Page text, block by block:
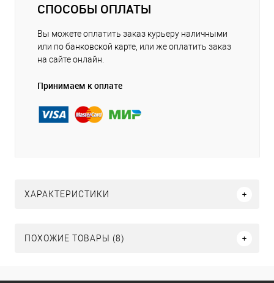
СПОСОБЫ ОПЛАТЫ
Вы можете оплатить заказ курьеру наличными
или по банковской карте, или же оплатить заказ
на сайте онлайн.
Принимаем к оплате
ХАРАКТЕРИСТИКИ
ПОХОЖИЕ ТОВАРЫ (8)